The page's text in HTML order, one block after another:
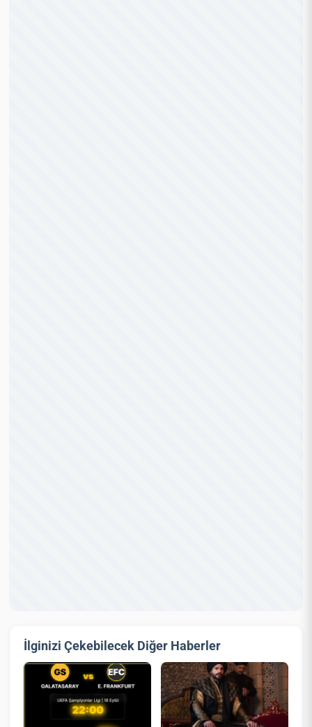
İlginizi Çekebilecek Diğer Haberler